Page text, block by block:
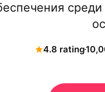
4.8 rating